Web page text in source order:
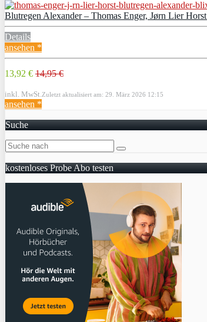
Blutregen Alexander – Thomas Enger, Jørn Lier Horst
Details
ansehen *
13,92 € 14,95 €
inkl. MwSt. Zuletzt aktualisiert am: 29. März 2026 12:15
ansehen *
Suche
kostenloses Probe Abo testen